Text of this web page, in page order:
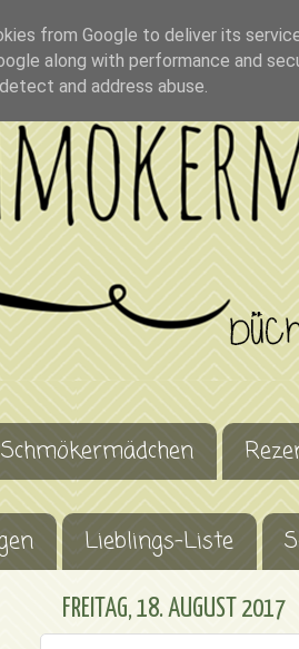
Lieblings-Liste
FREITAG, 18. AUGUST 2017
from Google to deliver its
along with performance and
and address abuse.